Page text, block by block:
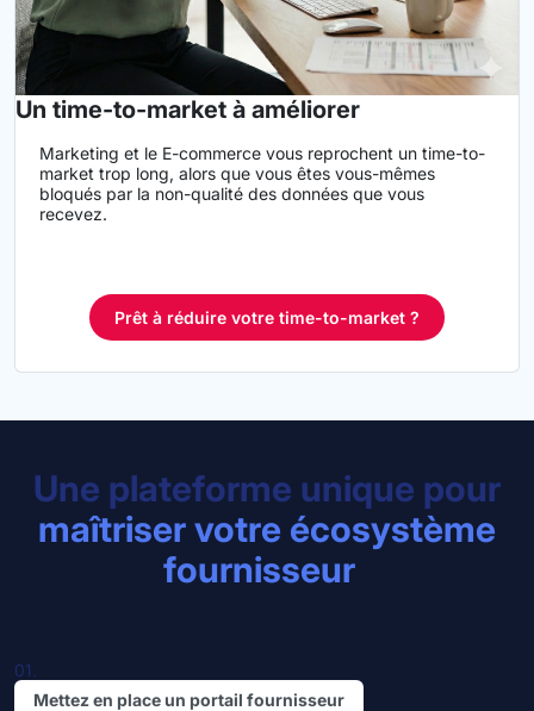
Un time-to-market à améliorer
Marketing et le E-commerce vous reprochent un time-to-
market trop long, alors que vous êtes vous-mêmes
bloqués par la non-qualité des données que vous
recevez.
Prêt à réduire votre time-to-market ?
Une plateforme unique pour
maîtriser votre écosystème
fournisseur
01.
Mettez en place un portail fournisseur